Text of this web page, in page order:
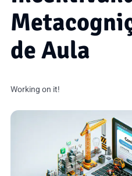
de Aula
Working on it!